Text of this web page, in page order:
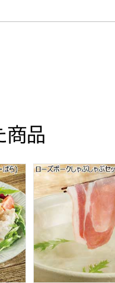
商品
の贈りもの・お中元】
ク ロールステーキ用【
ト(ロース・ばら)【夏の
ローズポークしゃ